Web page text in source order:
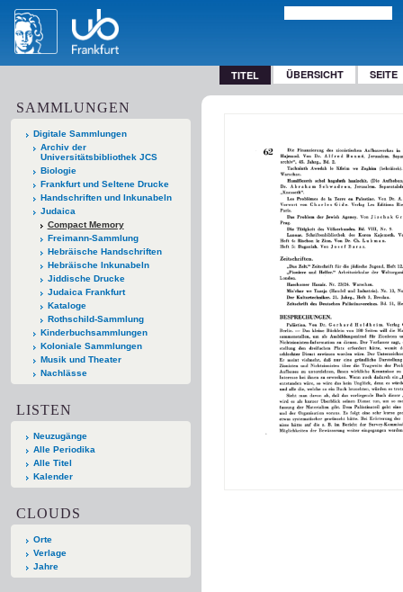
TITEL ÜBERSICHT SEITE
SAMMLUNGEN
Digitale Sammlungen
Archiv der
Universitätsbibliothek JCS
Biologie
Frankfurt und Seltene Drucke
Handschriften und Inkunabeln
Judaica
Compact Memory
Freimann-Sammlung
Hebräische Handschriften
Hebräische Inkunabeln
Jiddische Drucke
Judaica Frankfurt
Kataloge
Rothschild-Sammlung
Kinderbuchsammlungen
Koloniale Sammlungen
Musik und Theater
Nachlässe
LISTEN
Neuzugänge
Alle Periodika
Alle Titel
Kalender
CLOUDS
Orte
Verlage
Jahre